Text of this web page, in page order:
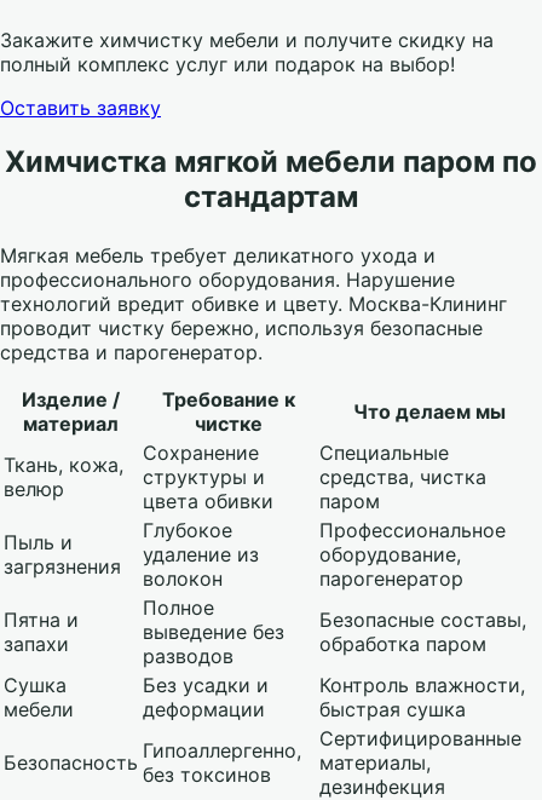
Закажите химчистку мебели и получите скидку на
полный комплекс услуг или подарок на выбор!
Оставить заявку
Химчистка мягкой мебели паром по
стандартам
Мягкая мебель требует деликатного ухода и
профессионального оборудования. Нарушение
технологий вредит обивке и цвету. Москва-Клининг
проводит чистку бережно, используя безопасные
средства и парогенератор.
Изделие /
материал
Требование к
чистке
Что делаем мы
Ткань, кожа,
велюр
Сохранение
структуры и
цвета обивки
Специальные
средства, чистка
паром
Пыль и
загрязнения
Глубокое
удаление из
волокон
Профессиональное
оборудование,
парогенератор
Пятна и
запахи
Полное
выведение без
разводов
Безопасные составы,
обработка паром
Сушка
мебели
Без усадки и
деформации
Контроль влажности,
быстрая сушка
Безопасность Гипоаллергенно,
без токсинов
Сертифицированные
материалы,
дезинфекция